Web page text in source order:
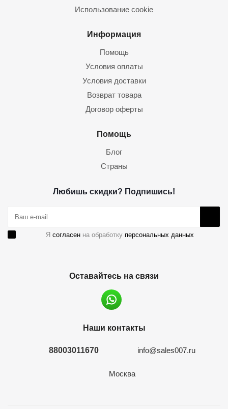
Использование cookie
Информация
Помощь
Условия оплаты
Условия доставки
Возврат товара
Договор оферты
Помощь
Блог
Страны
Любишь скидки? Подпишись!
Я согласен на обработку персональных данных
Оставайтесь на связи
Наши контакты
88003011670 info@sales007.ru
Москва